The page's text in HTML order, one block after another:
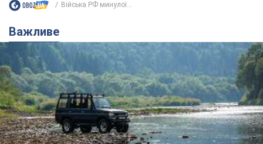
Війська РФ минулої...
Важливе